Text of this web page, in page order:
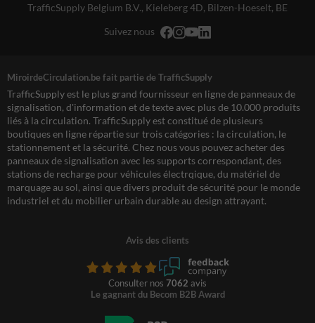
TrafficSupply Belgium B.V., Kieleberg 4D, Bilzen-Hoeselt, BE
Suivez nous
MiroirdeCirculation.be fait partie de TrafficSupply
TrafficSupply est le plus grand fournisseur en ligne de panneaux de
signalisation, d'information et de texte avec plus de 10.000 produits
liés à la circulation. TrafficSupply est constitué de plusieurs
boutiques en ligne répartie sur trois catégories : la circulation, le
stationnement et la sécurité. Chez nous vous pouvez acheter des
panneaux de signalisation avec les supports correspondant, des
stations de recharge pour véhicules électrqique, du matériel de
marquage au sol, ainsi que divers produit de sécurité pour le monde
industriel et du mobilier urbain durable au design attrayant.
Avis des clients
Consulter nos 7062 avis
Le gagnant du Becom B2B Award